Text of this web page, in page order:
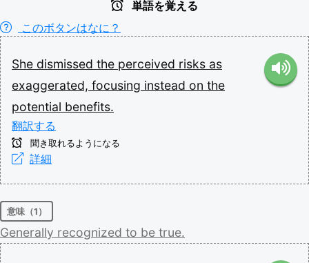
単語を覚える
このボタンはなに？
She dismissed the perceived risks as
exaggerated, focusing instead on the
potential benefits.
翻訳する
聞き取れるようになる
詳細
意味（1）
Generally recognized to be true.